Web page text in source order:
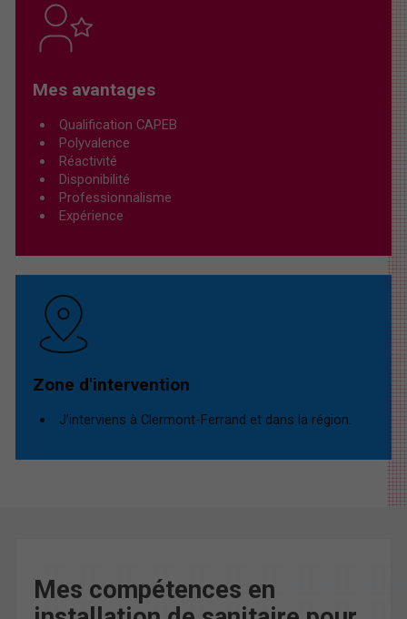
Mes avantages
Qualification CAPEB
Polyvalence
Réactivité
Disponibilité
Professionnalisme
Expérience
Zone d'intervention
J’interviens à Clermont-Ferrand et dans la région.
Mes compétences en